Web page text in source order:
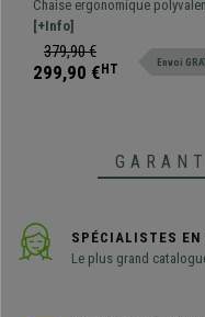
Tissu Noir, avec
Ajustables
Chaise ergonomique
fonctionnelle et très
grâce à son rembourrage épais.
Tapissée en tissu de qualité.
[+Info]
379,90 €
299,90 €HT Envoi
SPÉCIALISTES EN
Le plus grand